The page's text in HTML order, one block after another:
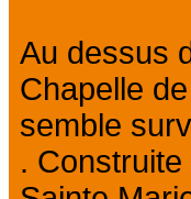
Au dessus
Chapelle
semble
.